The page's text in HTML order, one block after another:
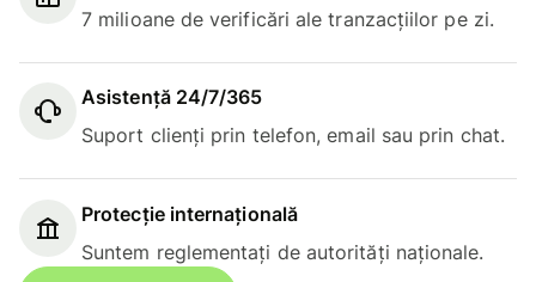
7 milioane de verificări ale tranzacțiilor pe zi.
Asistență 24/7/365
Suport clienți prin telefon, email sau prin chat.
Protecție internațională
Suntem reglementați de autorități naționale.